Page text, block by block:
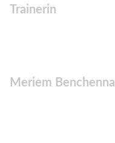
Trainerin
Meriem Benchenna